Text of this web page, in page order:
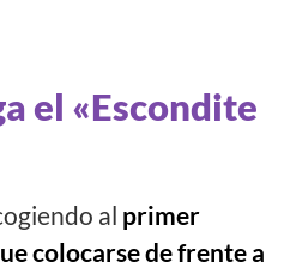
el «Escondite
al primer
colocarse de frente a